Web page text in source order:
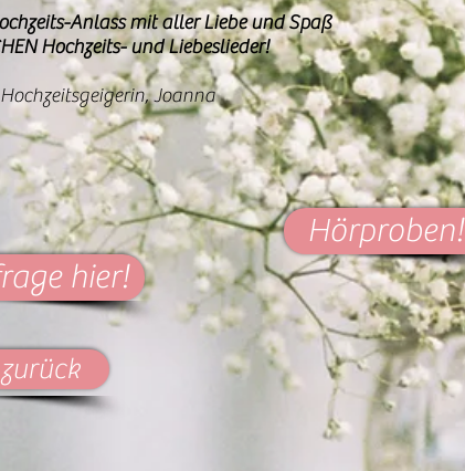
Anlass mit aller Liebe und Spaß
Hochzeits- und Liebeslieder!
Joanna
Hörproben!
hier!
zurück